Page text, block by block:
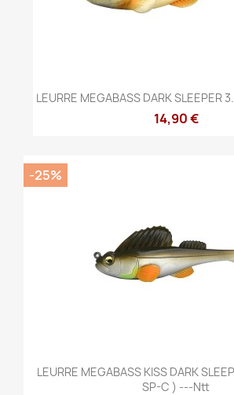
LEURRE MEGABASS DARK SLEEPER
14,90 €
LEURRE MEGABASS KISS DARK
SP-C ) ---ntt
-25%